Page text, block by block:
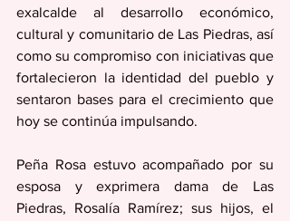
exalcalde al desarrollo económico,
cultural y comunitario de Las Piedras, así
como su compromiso con iniciativas que
fortalecieron la identidad del pueblo y
sentaron bases para el crecimiento que
hoy se continúa impulsando.
Peña Rosa estuvo acompañado por su
esposa y exprimera dama de Las
Piedras, Rosalía Ramírez; sus hijos, el